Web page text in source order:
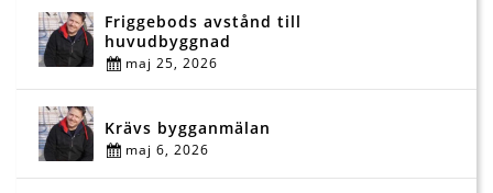
Friggebods avstånd till
huvudbyggnad
maj 25, 2026
Krävs bygganmälan
maj 6, 2026